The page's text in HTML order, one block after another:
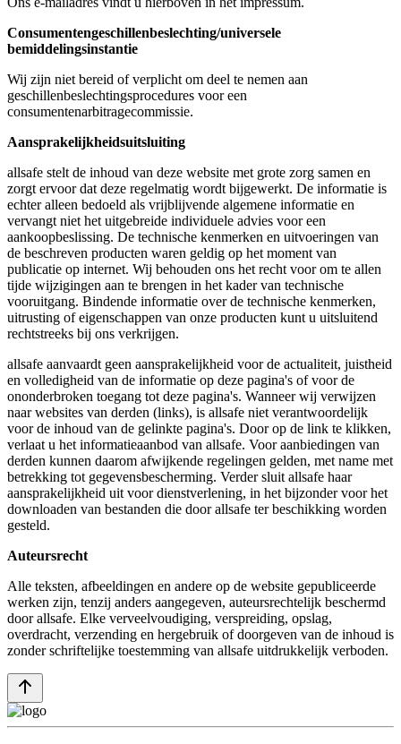
Consumentengeschillenbeslechting/universele
bemiddelingsinstantie
Wij zijn niet bereid of verplicht om deel te nemen aan
geschillenbeslechtingsprocedures voor een
consumentenarbitragecommissie.
Aansprakelijkheidsuitsluiting
allsafe stelt de inhoud van deze website met grote zorg samen en
zorgt ervoor dat deze regelmatig wordt bijgewerkt. De informatie is
echter alleen bedoeld als vrijblijvende algemene informatie en
vervangt niet het uitgebreide individuele advies voor een
aankoopbeslissing. De technische kenmerken en uitvoeringen van
de beschreven producten waren geldig op het moment van
publicatie op internet. Wij behouden ons het recht voor om te allen
tijde wijzigingen aan te brengen in het kader van technische
vooruitgang. Bindende informatie over de technische kenmerken,
uitrusting of eigenschappen van onze producten kunt u uitsluitend
rechtstreeks bij ons verkrijgen.
allsafe aanvaardt geen aansprakelijkheid voor de actualiteit, juistheid
en volledigheid van de informatie op deze pagina's of voor de
ononderbroken toegang tot deze pagina's. Wanneer wij verwijzen
naar websites van derden (links), is allsafe niet verantwoordelijk
voor de inhoud van de gelinkte pagina's. Door op de link te klikken,
verlaat u het informatieaanbod van allsafe. Voor aanbiedingen van
derden kunnen daarom afwijkende regelingen gelden, met name met
betrekking tot gegevensbescherming. Verder sluit allsafe haar
aansprakelijkheid uit voor dienstverlening, in het bijzonder voor het
downloaden van bestanden die door allsafe ter beschikking worden
gesteld.
Auteursrecht
Alle teksten, afbeeldingen en andere op de website gepubliceerde
werken zijn, tenzij anders aangegeven, auteursrechtelijk beschermd
door allsafe. Elke verveelvoudiging, verspreiding, opslag,
overdracht, verzending en hergebruik of doorgeven van de inhoud is
zonder schriftelijke toestemming van allsafe uitdrukkelijk verboden.